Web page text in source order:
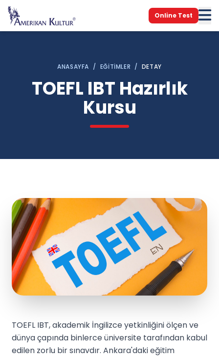
Online Test
ANASAYFA / EĞITIMLER / DETAY
TOEFL IBT Hazırlık
Kursu
TOEFL IBT, akademik İngilizce yetkinliğini ölçen ve
dünya çapında binlerce üniversite tarafından kabul
edilen zorlu bir sınavdır. Ankara'daki eğitim